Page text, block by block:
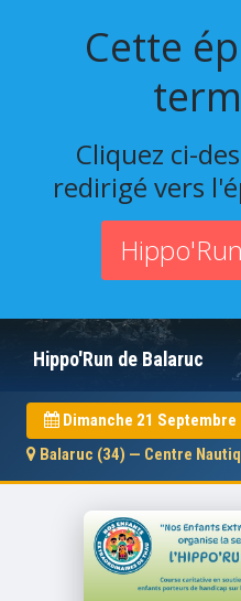
Cette
Cliquez ci-
redirigé vers
Hippo'Run de Balaruc
Dimanche 21 Septembre
Balaruc (34) — Centre